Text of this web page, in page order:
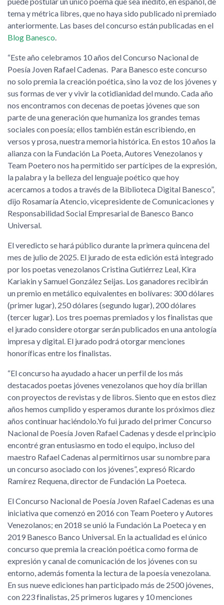
tema y métrica libres, que no haya sido publicado ni premiado
anteriormente. Las bases del concurso están publicadas en el
Blog Banesco
“Este año celebramos 10 años del Concurso Nacional de
Poesía Joven Rafael Cadenas. Para Banesco este concurso
no solo premia la creación poética, sino la voz de los jóvenes y
sus formas de ver y vivir la cotidianidad del mundo. Cada año
nos encontramos con decenas de poetas jóvenes que son
parte de una generación que humaniza los grandes temas
sociales con poesía; ellos también están escribiendo, en
versos y prosa, nuestra memoria histórica. En estos 10 años la
alianza con la Fundación La Poeta, Autores Venezolanos y
Team Poetero nos ha permitido ser partícipes de la expresión,
la palabra y la belleza del lenguaje poético que hoy
acercamos a todos a través de la Biblioteca Digital Banesco”,
dijo Rosamaría Atencio, vicepresidente de Comunicaciones y
Responsabilidad Social Empresarial de Banesco Banco
Universal.
El veredicto se hará público durante la primera quincena del
mes de julio de 2025. El jurado de esta edición está integrado
por los poetas venezolanos Cristina Gutiérrez Leal, Kira
Kariakin y Samuel González Seijas. Los ganadores recibirán
un premio en metálico equivalentes en bolívares: 300 dólares
(primer lugar), 250 dólares (segundo lugar), 200 dólares
(tercer lugar). Los tres poemas premiados y los finalistas que
el jurado considere otorgar serán publicados en una antología
impresa y digital. El jurado podrá otorgar menciones
honoríficas entre los finalistas.
“El concurso ha ayudado a hacer un perfil de los más
destacados poetas jóvenes venezolanos que hoy día brillan
con proyectos de revistas y de libros. Siento que en estos diez
años hemos cumplido y esperamos durante los próximos diez
años continuar haciéndolo.Yo fui jurado del primer Concurso
Nacional de Poesía Joven Rafael Cadenas y desde el principio
encontré gran entusiasmo en todo el equipo, incluso del
maestro Rafael Cadenas al permitirnos usar su nombre para
un concurso asociado con los jóvenes”, expresó Ricardo
Ramírez Requena, director de Fundación La Poeteca.
El Concurso Nacional de Poesía Joven Rafael Cadenas es una
iniciativa que comenzó en 2016 con Team Poetero y Autores
Venezolanos; en 2018 se unió la Fundación La Poeteca y en
2019 Banesco Banco Universal. En la actualidad es el único
concurso que premia la creación poética como forma de
expresión y canal de comunicación de los jóvenes con su
entorno, además fomenta la lectura de la poesía venezolana.
En sus nueve ediciones han participado más de 2500 jóvenes,
con 223 finalistas, 25 primeros lugares y 10 menciones